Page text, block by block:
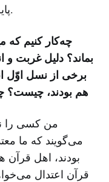
پایه اعتدال استوار است، کار می‌کرد.
چه‌کار کنیم که
بماند؟ دلیل غربت و
برخی از نسل اوّل
هم بودند، چیست؟
من کسی را
می‌گویند که ما
قرآن اعتدال